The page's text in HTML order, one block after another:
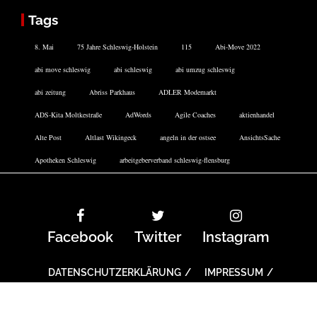
Tags
8. Mai 75 Jahre Schleswig-Holstein 115 Abi-Move 2022
abi move schleswig abi schleswig abi umzug schleswig
abi zeitung Abriss Parkhaus ADLER Modemarkt
ADS-Kita Moltkestraße AdWords Agile Coaches aktienhandel
Alte Post Altlast Wikingeck angeln in der ostsee AnsichtsSache
Apotheken Schleswig arbeitgeberverband schleswig-flensburg
Facebook Twitter Instagram
DATENSCHUTZERKLÄRUNG IMPRESSUM